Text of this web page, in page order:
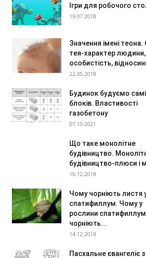
Ігри для робочого
19.07.2018
Значення імені теона.
тея-характер людини,
особистість,
22.05.2018
Будинок будуємо
блоків. Властивості
газобетону
07.10.2021
Що таке монолітне
будівництво.
будівництво-плюси і
16.12.2018
Чому чорніють листя
спатифиллум. Чому у
рослини спатифиллум
чорніють...
14.12.2018
Пасхальне євангеліє з